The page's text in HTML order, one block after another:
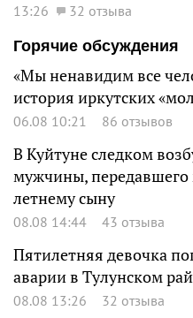
13:26
32 отзыва
Горячие обсуждения
«Мы ненавидим все
история иркутских
06.08 10:21 86 отзывов
В Куйтуне следком
мужчины,
летнему сыну
08.08 14:44 43 отзыва
Пятилетняя девочка
аварии в Тулунском
08.08 13:26 32 отзыва